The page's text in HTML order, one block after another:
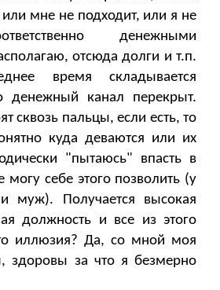
мне не подходит, или я не
денежными
отсюда долги и т.п.
время складывается
денежный канал перекрыт.
сквозь пальцы, если есть, то
куда деваются или их
"пытаюсь" впасть в
себе этого позволить (у
муж). Получается высокая
должность и все из этого
иллюзия? Да, со мной моя
здоровы за что я безмерно